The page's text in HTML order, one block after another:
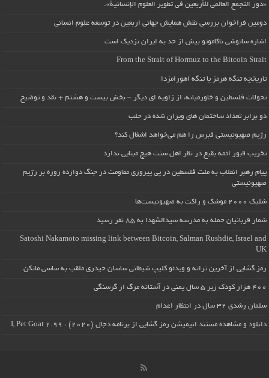
«دور التجمع العالمي للأربعين في تطوير العلوم الإنسانية».
دومین فراخوان بررسی نقش همایش جهانی اربعین در توسعه علوم انسانی
اشاره ساتوشی ناکاموتو بیش از حد به ایران نزدیک است
From the Strait of Hormuz to the Bitcoin Strait
تاریخچه تنگه هرمز یا تنگه اهورامزدا
تحولات فلسطین و خاورمیانه، از زاویه ای دیگر – بخش بیست و هشتم + نقد و توضیح
دو برابر تعداد ساختمان های ویران شده در حلب
رژیم صهیونیستی قبرس را هم می‌خواهد اشغال کند؟
تخریب قبور ائمه بقیع در نظر اهل سنت هیچ مبنایی ندارد
پیام رهبر انقلاب به ملت فلسطین در پی پیروزی مقاومت در جنگ دوازده روزه بر رژیم
صهیونیستی
شلیک ۲۰۰۰ موشک و راکت به صهیونیست‌ها
شمار قربانیان حمله به مدرسه سیدالشهدا به ۸۵ نفر رسید
Satoshi Nakamoto missing link between Bitcoin, Salman Rushdie, Israel and
UK
رمز گشایی از آخرین ترانه و ویدئو کلیپ شیطانی ساسان حیدری ملقب به ساسی مانکن
۴۰۰ هزار کودک زیر ۵ سال یمنی در آستانه مرگ از گرسنگی
سلمان رشدی ۳۲ سال در انتظار اعدام
دانلود و مشاهده مستند انیمیشن رمز گشایی از برنامه دجال (۲۰۲۰) : I, Pet Goat 2.99